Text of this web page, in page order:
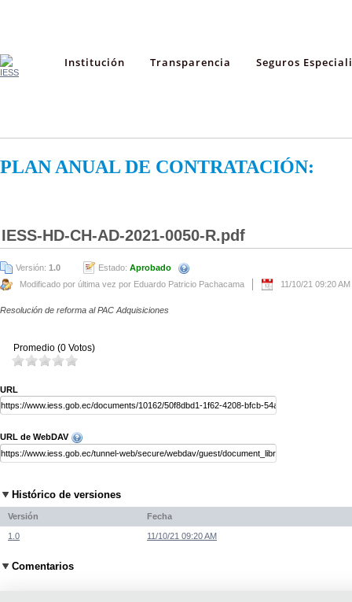
Institución Transparencia Seguros
PLAN ANUAL DE CONTRATACIÓN:
IESS-HD-CH-AD-2021-0050-R.pdf
Versión: 1.0 Estado: Aprobado
Modificado por última vez por Eduardo Patricio Pachacama
11/10/21 09:20 AM
Resolución de reforma al PAC Adquisiciones
Promedio (0 Votos)
URL
URL de WebDAV
Histórico de versiones
Versión Fecha
1.0 11/10/21 09:20 AM
Comentarios